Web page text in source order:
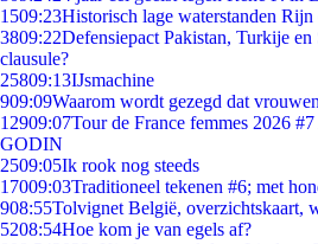
1509:23Historisch lage waterstanden Rijn
3809:22Defensiepact Pakistan, Turkije
clausule?
25809:13IJsmachine
909:09Waarom wordt gezegd dat
12909:07Tour de France femmes 2026
GODIN
2509:05Ik rook nog steeds
17009:03Traditioneel tekenen #6; met
908:55Tolvignet België, overzichtskaart,
5208:54Hoe kom je van egels af?